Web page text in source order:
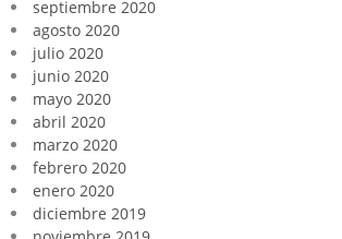
septiembre 2020
agosto 2020
julio 2020
junio 2020
mayo 2020
abril 2020
marzo 2020
febrero 2020
enero 2020
diciembre 2019